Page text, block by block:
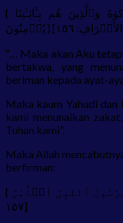
{ فَسَأَكۡتُبُهَا لِلَّذِینَ یَتَّقُونَ وَیُؤۡتُونَ ٱلزَّكَوٰةَ وَٱلَّذِینَ هُم بِـَٔایَـٰتِنَا
“… Maka akan Aku
bertakwa, yang
beriman kepada ayat-
Maka kaum Yahudi
kami menunaikan
Tuhan kami”.
Maka Allah
berfirman:
{ ٱلَّذِینَ یَتَّبِعُونَ ٱلرَّسُولَ ٱلنَّبِیَّ ٱلۡأُمِّیَّ } [سُورَةُ الأَعۡرَافِ:
١٥٧]